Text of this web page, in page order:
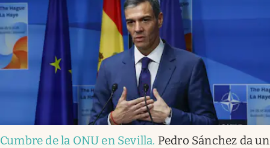
Cumbre de la ONU en Sevilla. Pedro Sánchez da un